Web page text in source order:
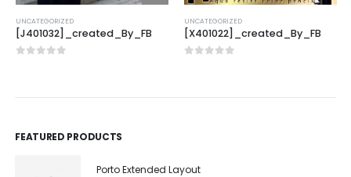
UNCATEGORIZED
[J401032]_created_By_FB
UNCATEGORIZED
[X401022]_created_By_FB
FEATURED PRODUCTS
Porto Extended Layout